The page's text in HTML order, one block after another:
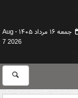
جمعه ۱۶ مرداد ۱۴۰۵ -
Aug
7 2026